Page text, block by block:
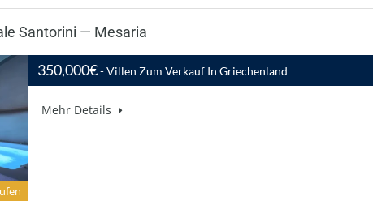
Santorini — Mesaria
350,000€- Villen Zum Verkauf In Griechenland
Mehr Details